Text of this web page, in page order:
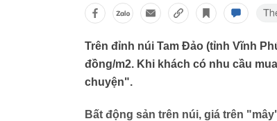
Trên đỉnh núi Tam Đảo (tỉnh Vĩnh
đồng/m2. Khi khách có nhu cầu
chuyện".
Bất động sản trên núi, giá trên